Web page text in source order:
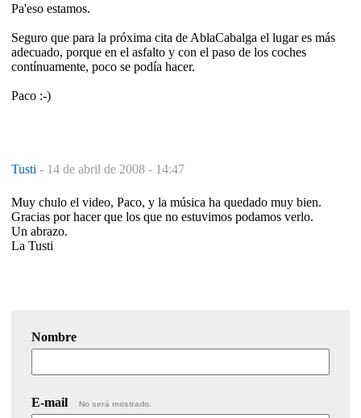
Pa'eso estamos.
Seguro que para la próxima cita de AblaCabalga el lugar es más
adecuado, porque en el asfalto y con el paso de los coches
contínuamente, poco se podía hacer.
Paco :-)
Tusti - 14 de abril de 2008 - 14:47
Muy chulo el video, Paco, y la música ha quedado muy bien.
Gracias por hacer que los que no estuvimos podamos verlo.
Un abrazo.
La Tusti
Nombre
E-mail No será mostrado.